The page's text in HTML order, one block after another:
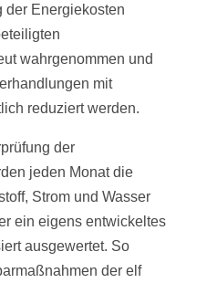
der Energiekosten
wahrgenommen und
mit
reduziert werden.
der
jeden Monat die
Strom und Wasser
ein eigens entwickeltes
ausgewertet. So
der elf